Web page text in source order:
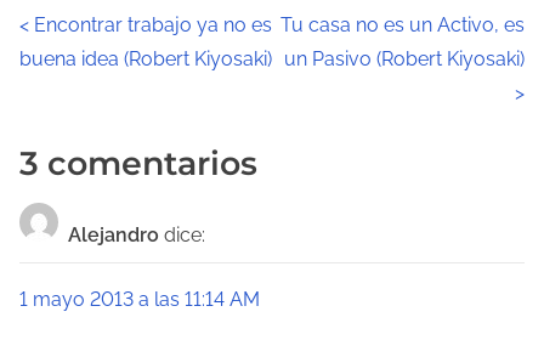
N
e
g
< Encontrar trabajo ya no es
buena idea (Robert Kiyosaki)
Tu casa no es un Activo, es
un Pasivo (Robert Kiyosaki)
>
3 comentarios
Alejandro dice:
1 mayo 2013 a las 11:14 AM